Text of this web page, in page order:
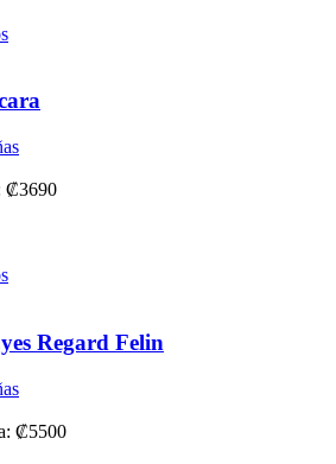
₡3690
Regard Felin
₡5500